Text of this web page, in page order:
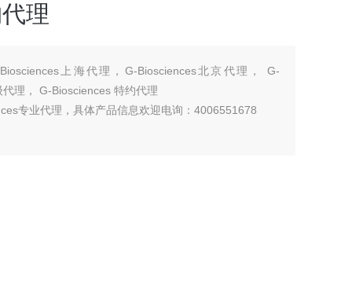
理
上海代理，G-Biosciences北京代理， G-
理， G-Biosciences 特约代理
专业代理，具体产品信息欢迎电询：4006551678